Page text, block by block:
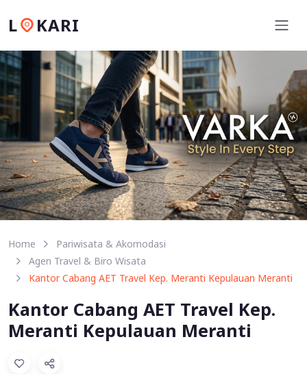
L KARI
Home
Pariwisata & Akomodasi
Agen Travel & Biro Wisata
Kantor Cabang AET Travel Kep. Meranti Kepulauan Meranti
Kantor Cabang AET Travel Kep.
Meranti Kepulauan Meranti